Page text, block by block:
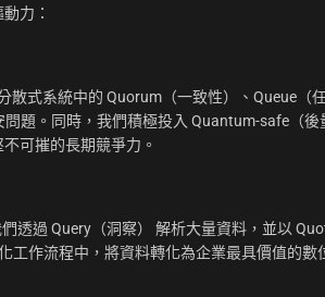
力：
式系統中的 Quorum（一致性）、Queue（
題。同時，我們積極投入 Quantum-safe（後
可摧的長期競爭力。
透過 Query（洞察） 解析大量資料，並以
工作流程中，將資料轉化為企業最具價值的數